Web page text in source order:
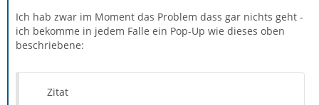
Ich hab zwar im Moment das Problem dass gar nichts geht -
ich bekomme in jedem Falle ein Pop-Up wie dieses oben
beschriebene:
Zitat